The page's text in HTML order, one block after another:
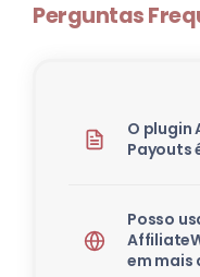
Perguntas
O plugin
Payouts
Posso
em mais